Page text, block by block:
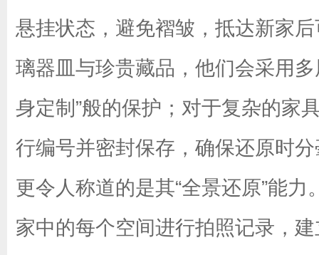
悬挂状态，避免褶皱，抵达新家
璃器皿与珍贵藏品，他们会采用
身定制”般的保护；对于复杂的家
行编号并密封保存，确保还原时
更令人称道的是其“全景还原”能
家中的每个空间进行拍照记录，